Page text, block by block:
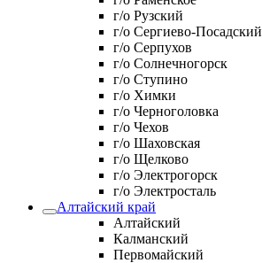
г/о Рузский
г/о Сергиево-Посадский
г/о Серпухов
г/о Солнечногорск
г/о Ступино
г/о Химки
г/о Черноголовка
г/о Чехов
г/о Шаховская
г/о Щелково
г/о Электрогорск
г/о Электросталь
Алтайский край
Алтайский
Калманский
Первомайский